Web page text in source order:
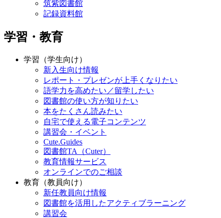
筑紫図書館
記録資料館
学習・教育
学習（学生向け）
新入生向け情報
レポート・プレゼンが上手くなりたい
語学力を高めたい／留学したい
図書館の使い方が知りたい
本をたくさん読みたい
自宅で使える電子コンテンツ
講習会・イベント
Cute.Guides
図書館TA（Cuter）
教育情報サービス
オンラインでのご相談
教育（教員向け）
新任教員向け情報
図書館を活用したアクティブラーニング
講習会